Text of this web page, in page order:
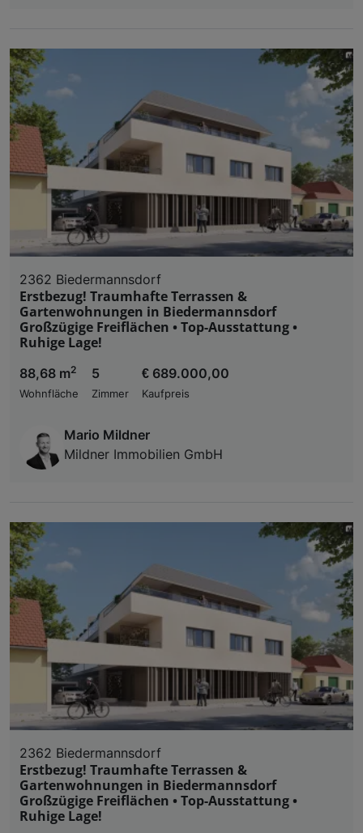
2362 Biedermannsdorf
Erstbezug! Traumhafte Terrassen &
Gartenwohnungen in Biedermannsdorf
Großzügige Freiflächen • Top-Ausstattung •
Ruhige Lage!
88,68 m2
Wohnfläche
5
Zimmer
€ 689.000,00
Kaufpreis
Mario Mildner
Mildner Immobilien GmbH
2362 Biedermannsdorf
Erstbezug! Traumhafte Terrassen &
Gartenwohnungen in Biedermannsdorf
Großzügige Freiflächen • Top-Ausstattung •
Ruhige Lage!